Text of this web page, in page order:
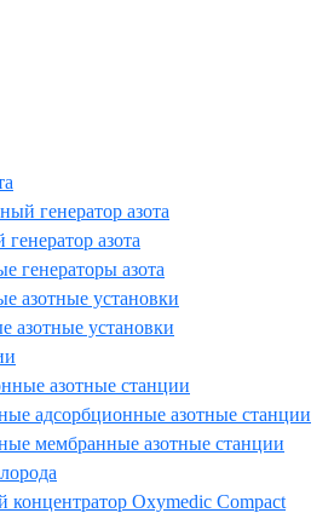
генератор азота
азота
генераторы азота
азотные установки
азотные установки
азотные станции
адсорбционные азотные станции
мембранные азотные станции
Oxymedic Сompact